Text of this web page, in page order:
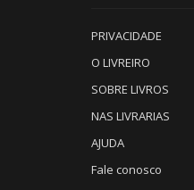
PRIVACIDADE
O LIVREIRO
SOBRE LIVROS
NAS LIVRARIAS
AJUDA
Fale conosco